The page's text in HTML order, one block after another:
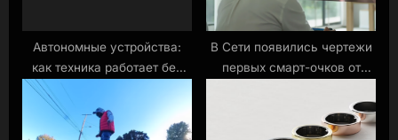
Автономные устройства:
как техника работает без
вмешательства человека
В Сети появились чертежи
первых смарт-очков от